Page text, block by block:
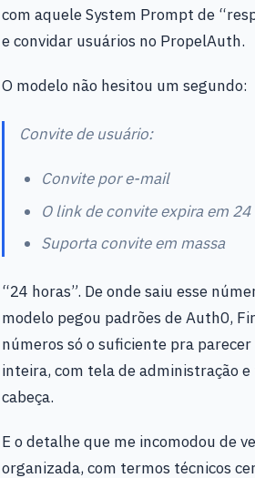
com aquele System Prompt de
e convidar usuários no PropelAuth.
O modelo não hesitou um segundo:
Convite de usuário:
Convite por e-mail
O link de convite expira em 24
Suporta convite em massa
“24 horas”. De onde saiu esse
modelo pegou padrões de Auth0,
números só o suficiente pra
inteira, com tela de administração
cabeça.
E o detalhe que me incomodou de
organizada, com termos técnicos